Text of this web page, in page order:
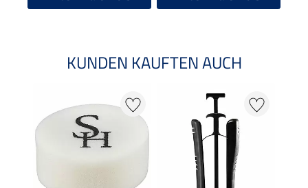
KUNDEN KAUFTEN AUCH